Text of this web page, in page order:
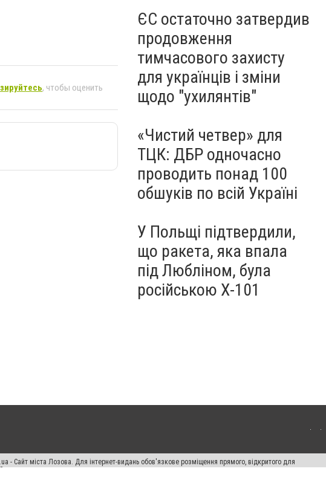
, чтобы оценить
ЄС остаточно затвердив
продовження
тимчасового захисту
для українців і зміни
щодо "ухилянтів"
«Чистий четвер» для
ТЦК: ДБР одночасно
проводить понад 100
обшуків по всій Україні
У Польщі підтвердили,
що ракета, яка впала
під Любліном, була
російською Х-101
- Сайт міста Лозова. Для інтернет-видань обов'язкове розміщення прямого, відкритого для
Законом.